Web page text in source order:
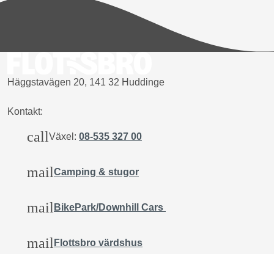
Häggstavägen 20, 141 32 Huddinge
Kontakt:
callVäxel: 08-535 327 00
mailCamping & stugor
mail BikePark/Downhill Cars
mail Flottsbro värdshus